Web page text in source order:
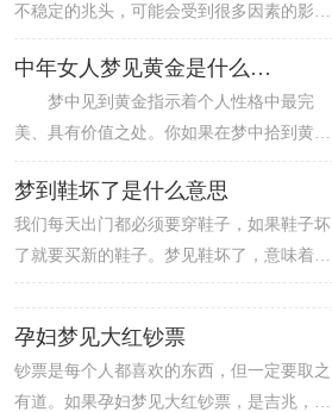
蛋的解析，例如做生意的女人梦见鸡蛋代表
先失后得、要有信心得财利，本命年的女人
梦见鸡蛋意味着家庭风波难免，以忍让信任
化解灾难等等。
不稳定的兆头，可能会受到很多因素的影
响，生意的业绩将会慢慢下降，经济也会大
受影响，对手可能利用这段时间打击你的生
意，提醒你做好准备。
中年女人梦见黄金是什么意思
梦中见到黄金指示着个人性格中最完
美、具有价值之处。你如果在梦中拾到黄
金，意味着你可能没有发现自己有关的本领
和特点。如果你在梦中掩埋黄金，表示你希
望藏匿物质和信息。
梦到鞋坏了是什么意思
我们每天出门都必须要穿鞋子，如果鞋子坏
了就要买新的鞋子。梦见鞋坏了，意味着近
期梦者的运势开始回升，在事业方面，可能
差错出现，但是坚持努力，越往后越容易，
而且会因业绩的上涨而赢回自信，其后做事
孕妇梦见大红钞票
钞票是每个人都喜欢的东西，但一定要取之
有道。如果孕妇梦见大红钞票，是吉兆，近